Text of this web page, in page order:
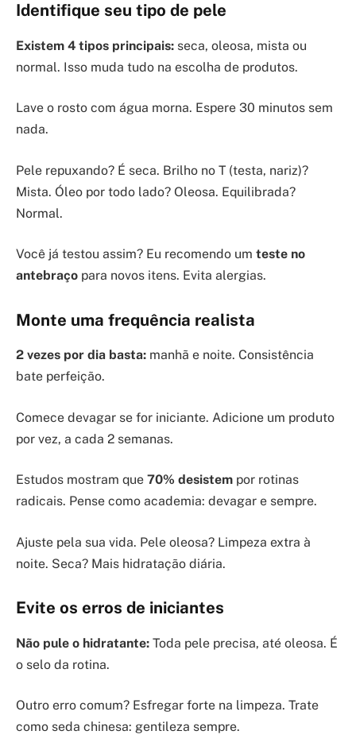
Identifique seu tipo de pele
Existem 4 tipos principais: seca, oleosa, mista ou
normal. Isso muda tudo na escolha de produtos.
Lave o rosto com água morna. Espere 30 minutos sem
nada.
Pele repuxando? É seca. Brilho no T (testa, nariz)?
Mista. Óleo por todo lado? Oleosa. Equilibrada?
Normal.
Você já testou assim? Eu recomendo um teste no
antebraço para novos itens. Evita alergias.
Monte uma frequência realista
2 vezes por dia basta: manhã e noite. Consistência
bate perfeição.
Comece devagar se for iniciante. Adicione um produto
por vez, a cada 2 semanas.
Estudos mostram que 70% desistem por rotinas
radicais. Pense como academia: devagar e sempre.
Ajuste pela sua vida. Pele oleosa? Limpeza extra à
noite. Seca? Mais hidratação diária.
Evite os erros de iniciantes
Não pule o hidratante: Toda pele precisa, até oleosa. É
o selo da rotina.
Outro erro comum? Esfregar forte na limpeza. Trate
como seda chinesa: gentileza sempre.